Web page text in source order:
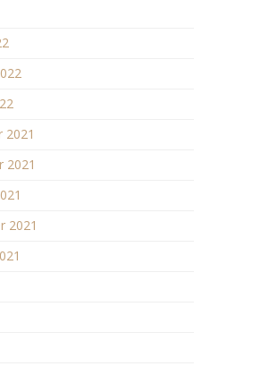
2021
2021
2021